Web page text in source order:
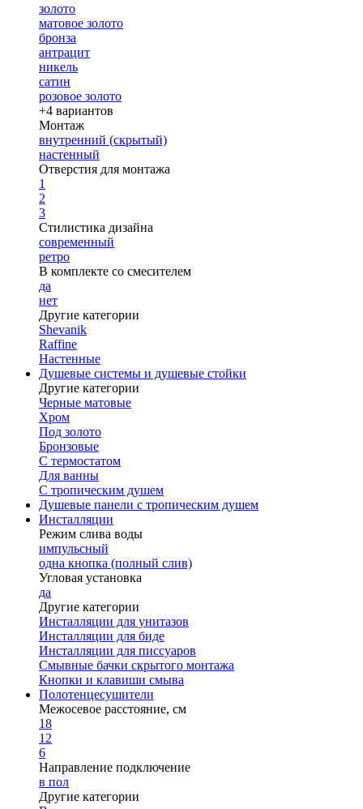
золото
матовое золото
бронза
антрацит
никель
сатин
розовое золото
+4 вариантов
Монтаж
внутренний (скрытый)
настенный
Отверстия для монтажа
1
2
3
Стилистика дизайна
современный
ретро
В комплекте со смесителем
да
нет
Другие категории
Shevanik
Raffine
Настенные
Душевые системы и душевые стойки
Другие категории
Черные матовые
Хром
Под золото
Бронзовые
С термостатом
Для ванны
С тропическим душем
Душевые панели с тропическим душем
Инсталляции
Режим слива воды
импульсный
одна кнопка (полный слив)
Угловая установка
да
Другие категории
Инсталляции для унитазов
Инсталляции для биде
Инсталляции для писсуаров
Смывные бачки скрытого монтажа
Кнопки и клавиши смыва
Полотенцесушители
Межосевое расстояние, см
18
12
6
Направление подключение
в пол
Другие категории